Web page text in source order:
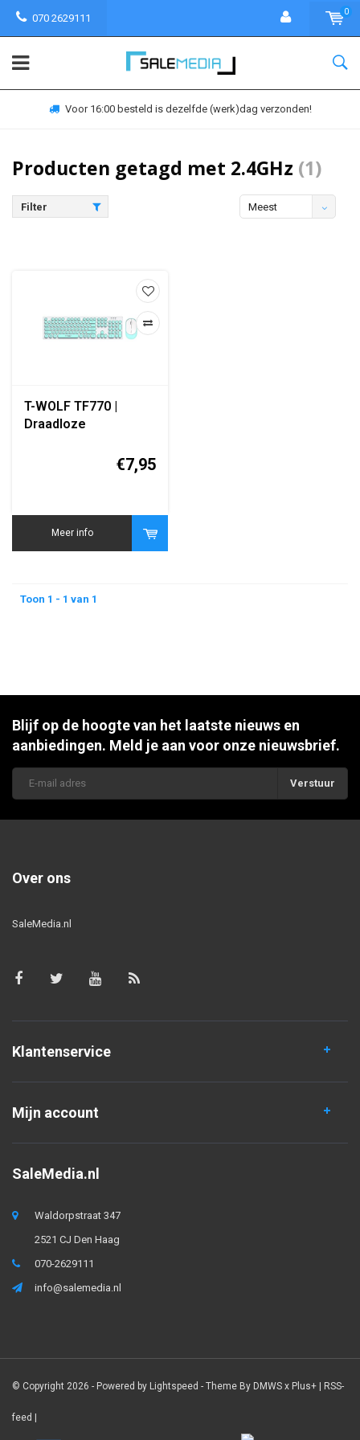
070 2629111
0
Voor 16:00 besteld is dezelfde (werk)dag verzonden!
Producten getagd met 2.4GHz (1)
Filter
Meest
T-WOLF TF770 |
Draadloze
€7,95
Meer info
Toon 1 - 1 van 1
Blijf op de hoogte van het laatste nieuws en
aanbiedingen. Meld je aan voor onze nieuwsbrief.
Verstuur
Over ons
SaleMedia.nl
Klantenservice
Mijn account
SaleMedia.nl
Waldorpstraat 347
2521 CJ Den Haag
070-2629111
info@salemedia.nl
© Copyright 2026 - Powered by Lightspeed - Theme By DMWS x Plus+ | RSS-
feed |